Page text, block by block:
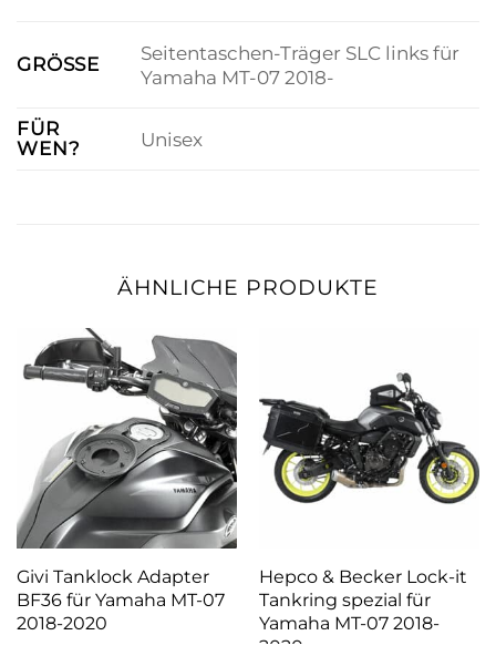
GRÖSSE
Seitentaschen-Träger SLC links für
Yamaha MT-07 2018-
FÜR
WEN?
Unisex
ÄHNLICHE PRODUKTE
Givi Tanklock Adapter
BF36 für Yamaha MT-07
2018-2020
Hepco & Becker Lock-it
Tankring spezial für
Yamaha MT-07 2018-
2020